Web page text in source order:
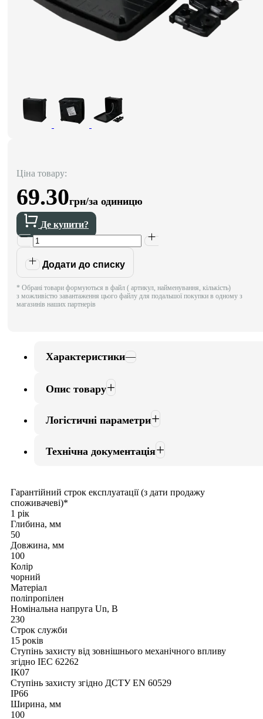
Ціна товару:
69.30грн/за одиницю
Де купити?
Додати до списку
* Обрані товари формуються в файл ( артикул, найменування, кількість)
з можливістю завантаження цього файлу для подальшої покупки в одному з
магазинів наших партнерів
Характеристики
Опис товару
Логістичні параметри
Технічна документація
Гарантійний строк експлуатації (з дати продажу
споживачеві)*
1 рік
Глибина, мм
50
Довжина, мм
100
Колір
чорний
Матеріал
поліпропілен
Номінальна напруга Un, В
230
Строк служби
15 років
Ступінь захисту від зовнішнього механічного впливу
згідно IEC 62262
ІК07
Ступінь захисту згідно ДСТУ EN 60529
IP66
Ширина, мм
100